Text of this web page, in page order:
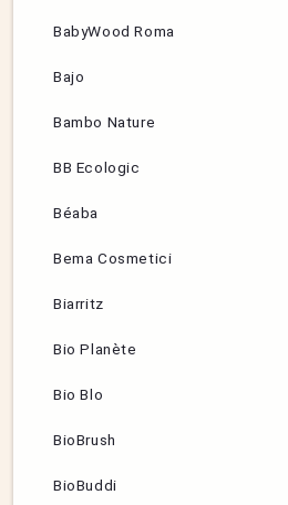
BabyWood Roma
Bajo
Bambo Nature
BB Ecologic
Béaba
Bema Cosmetici
Biarritz
Bio Planète
Bio Blo
BioBrush
BioBuddi